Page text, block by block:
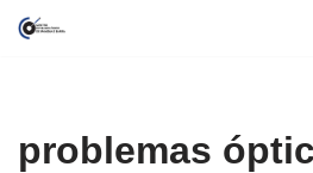
conteúdo
problemas